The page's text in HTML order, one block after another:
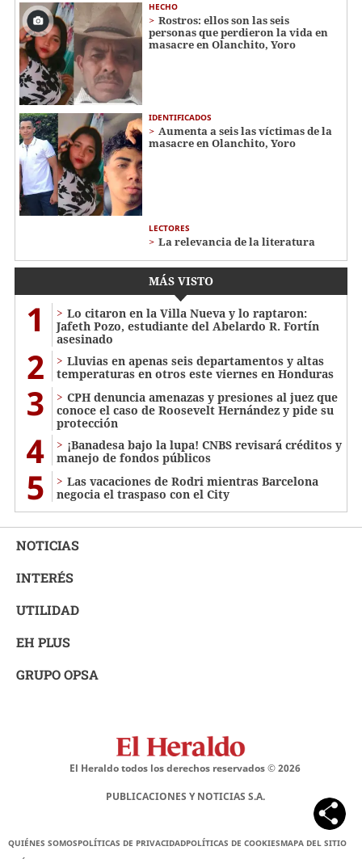
HECHO
Rostros: ellos son las seis
personas que perdieron la vida en
masacre en Olanchito, Yoro
IDENTIFICADOS
Aumenta a seis las víctimas de la
masacre en Olanchito, Yoro
LECTORES
La relevancia de la literatura
MÁS VISTO
1
Lo citaron en la Villa Nueva y lo raptaron:
Jafeth Pozo, estudiante del Abelardo R. Fortín
asesinado
2
Lluvias en apenas seis departamentos y altas
temperaturas en otros este viernes en Honduras
3
CPH denuncia amenazas y presiones al juez que
conoce el caso de Roosevelt Hernández y pide su
protección
4
¡Banadesa bajo la lupa! CNBS revisará créditos y
manejo de fondos públicos
5
Las vacaciones de Rodri mientras Barcelona
negocia el traspaso con el City
NOTICIAS
INTERÉS
UTILIDAD
EH PLUS
GRUPO OPSA
El Heraldo todos los derechos reservados ©2026
PUBLICACIONES Y NOTICIAS S.A.
QUIÉNES SOMOSPOLÍTICAS DE PRIVACIDADPOLÍTICAS DE COOKIESMAPA DEL SITIO